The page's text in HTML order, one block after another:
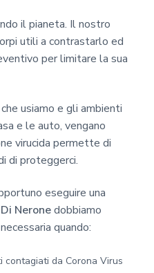
il pianeta. Il nostro
utili a contrastarlo ed
per limitare la sua
usiamo e gli ambienti
e le auto, vengano
virucida permette di
di proteggerci.
eseguire una
Neronedobbiamo
quando:
da Corona Virus